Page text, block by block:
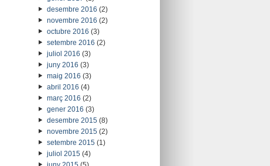
desembre 2016 (2)
novembre 2016 (2)
octubre 2016 (3)
setembre 2016 (2)
juliol 2016 (3)
juny 2016 (3)
maig 2016 (3)
abril 2016 (4)
març 2016 (2)
gener 2016 (3)
desembre 2015(8)
novembre 2015(2)
setembre 2015(1)
juliol 2015(4)